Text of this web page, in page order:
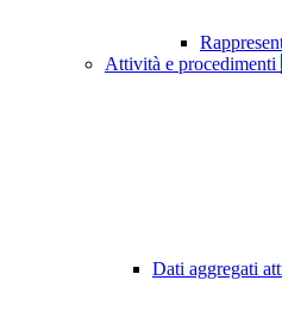
Attività e procedimenti
Dati aggregati